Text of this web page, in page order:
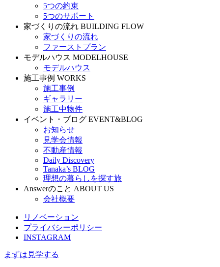
5つの約束
5つのサポート
家づくりの流れ BUILDING FLOW
家づくりの流れ
ファーストプラン
モデルハウス MODELHOUSE
モデルハウス
施工事例 WORKS
施工事例
ギャラリー
施工中物件
イベント・ブログ EVENT&BLOG
お知らせ
見学会情報
不動産情報
Daily Discovery
Tanaka’s BLOG
理想の暮らしを探す旅
Answerのこと ABOUT US
会社概要
リノベーション
プライバシーポリシー
INSTAGRAM
まずは見学する